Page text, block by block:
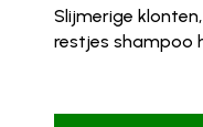
Slijmerige
restjes shampoo